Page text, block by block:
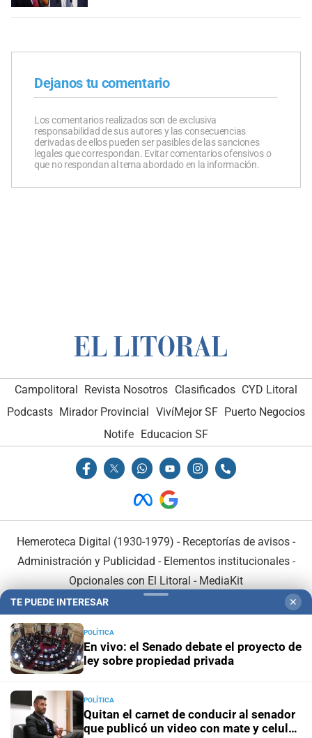
Dejanos tu comentario
Los comentarios realizados son de exclusiva
responsabilidad de sus autores y las consecuencias
derivadas de ellos pueden ser pasibles de las sanciones
legales que correspondan. Evitar comentarios ofensivos o
que no respondan al tema abordado en la información.
Campolitoral Revista Nosotros Clasificados CYD Litoral
Podcasts Mirador Provincial VivíMejor SF Puerto Negocios
Notife
Educacion SF
Hemeroteca Digital (1930-1979) - Receptorías de avisos -
Administración y Publicidad - Elementos institucionales-
Opcionales con El Litoral - MediaKit
En Asociación con:
TE PUEDE INTERESAR ✕
POLÍTICA
En vivo: el Senado debate el proyecto de
ley sobre propiedad privada
POLÍTICA
Quitan el carnet de conducir al senador
que publicó un video con mate y celular